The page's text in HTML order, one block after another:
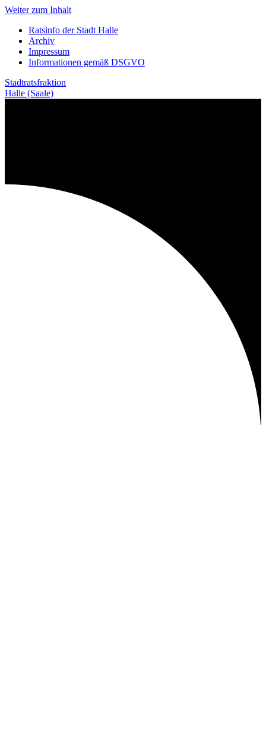
Weiter zum Inhalt
Ratsinfo der Stadt Halle
Archiv
Impressum
Informationen gemäß DSGVO
Stadtratsfraktion
Halle (Saale)